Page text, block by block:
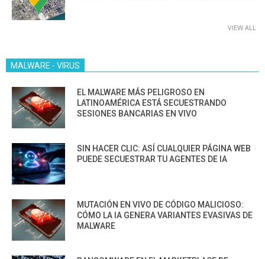
VIEW ALL
MALWARE - VIRUS
EL MALWARE MÁS PELIGROSO EN
LATINOAMÉRICA ESTÁ SECUESTRANDO
SESIONES BANCARIAS EN VIVO
SIN HACER CLIC: ASÍ CUALQUIER PÁGINA WEB
PUEDE SECUESTRAR TU AGENTES DE IA
MUTACIÓN EN VIVO DE CÓDIGO MALICIOSO:
CÓMO LA IA GENERA VARIANTES EVASIVAS DE
MALWARE